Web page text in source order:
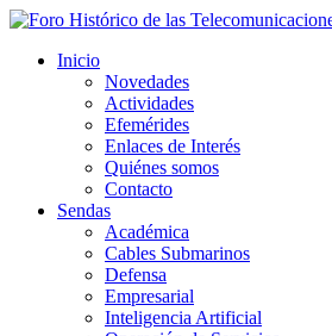
Inicio
Novedades
Actividades
Efemérides
Enlaces de Interés
Quiénes somos
Contacto
Sendas
Académica
Cables Submarinos
Defensa
Empresarial
Inteligencia Artificial